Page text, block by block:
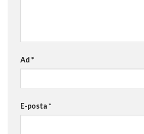
Ad *
E-posta *